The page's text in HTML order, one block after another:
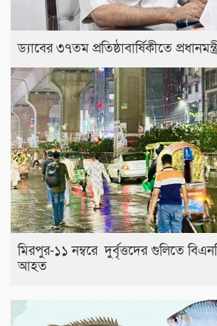
ড্যাবের ৩৭তম প্রতিষ্ঠাবার্ষিকীতে
মিরপুর-১১ নম্বরে দুর্বৃত্তদের গুলিতে
আহত